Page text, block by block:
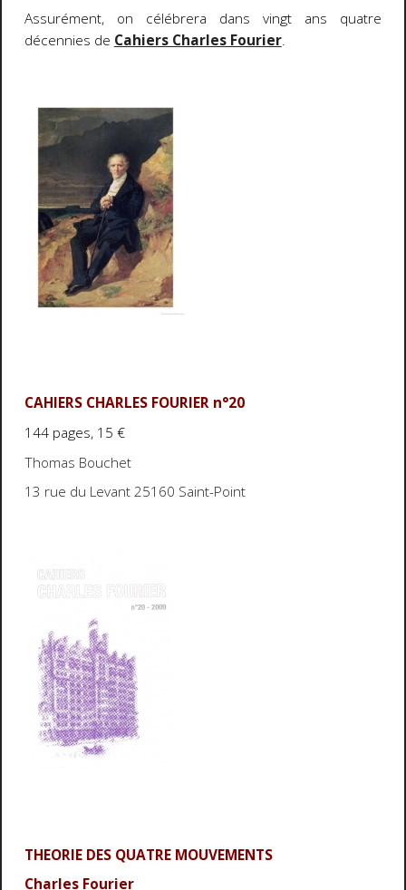
Assurément, on célébrera dans vingt ans quatre
décennies de Cahiers Charles Fourier.
CAHIERS CHARLES FOURIER n°20
144 pages, 15 €
Thomas Bouchet
13 rue du Levant 25160 Saint-Point
THEORIE DES QUATRE MOUVEMENTS
Charles Fourier